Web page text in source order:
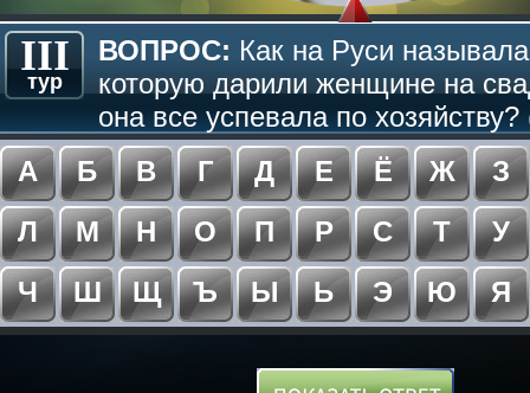
III
тур
ВОПРОС: Как на Руси
которую дарили женщине на
она все успевала по хозяйству?
А
Б В Г Д Е Ё Ж
З
Л
М Н О П Р С Т
У
Ч
Ш Щ Ъ Ы Ь Э Ю Я